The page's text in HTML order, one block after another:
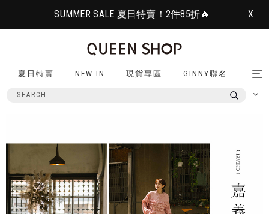
SUMMER SALE 夏日特賣！2件85折🔥 X
夏日特賣 NEW IN 現貨專區 GINNY聯名